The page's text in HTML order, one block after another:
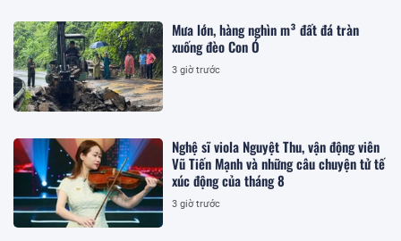
Mưa lớn, hàng nghìn m³ đất đá tràn
xuống đèo Con Ó
3 giờ trước
Nghệ sĩ viola Nguyệt Thu, vận động viên
Vũ Tiến Mạnh và những câu chuyện tử tế
xúc động của tháng 8
3 giờ trước